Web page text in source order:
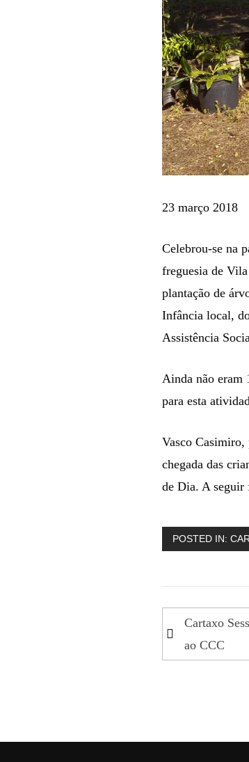
23 março 2018
Celebrou-se na
freguesia de
plantação de
Infância local,
Assistência
Ainda não eram
para esta
Vasco Casimiro,
chegada das
de Dia. A seguir
POSTED IN:
de
artigos
Cartaxo
ao CCC